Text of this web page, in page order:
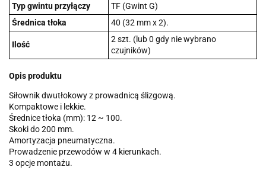
Typ gwintu przyłączy
TF (Gwint G)
Średnica tłoka
40 (32 mm x 2).
Ilość
2 szt. (lub 0 gdy nie wybrano
czujników)
Opis produktu
Siłownik dwutłokowy z prowadnicą ślizgową.
Kompaktowe i lekkie.
Średnice tłoka (mm): 12 ~ 100.
Skoki do 200 mm.
Amortyzacja pneumatyczna.
Prowadzenie przewodów w 4 kierunkach.
3 opcje montażu.